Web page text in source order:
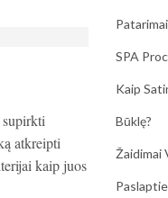
atkreipti
kaip juos
SPA
Kaip
Būklę?
Žaidimai